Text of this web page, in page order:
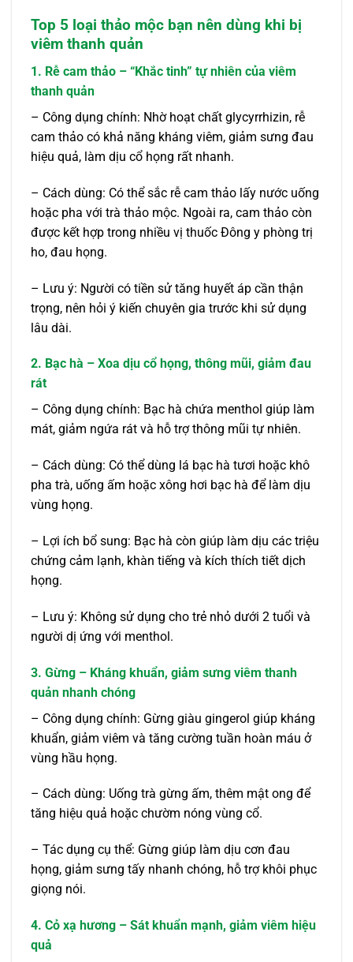
Top 5 loại thảo mộc bạn nên dùng khi bị
viêm thanh quản
1. Rễ cam thảo – “Khắc tinh” tự nhiên của viêm
thanh quản
– Công dụng chính: Nhờ hoạt chất glycyrrhizin, rễ
cam thảo có khả năng kháng viêm, giảm sưng đau
hiệu quả, làm dịu cổ họng rất nhanh.
– Cách dùng: Có thể sắc rễ cam thảo lấy nước uống
hoặc pha với trà thảo mộc. Ngoài ra, cam thảo còn
được kết hợp trong nhiều vị thuốc Đông y phòng trị
ho, đau họng.
– Lưu ý: Người có tiền sử tăng huyết áp cần thận
trọng, nên hỏi ý kiến chuyên gia trước khi sử dụng
lâu dài.
2. Bạc hà – Xoa dịu cổ họng, thông mũi, giảm đau
rát
– Công dụng chính: Bạc hà chứa menthol giúp làm
mát, giảm ngứa rát và hỗ trợ thông mũi tự nhiên.
– Cách dùng: Có thể dùng lá bạc hà tươi hoặc khô
pha trà, uống ấm hoặc xông hơi bạc hà để làm dịu
vùng họng.
– Lợi ích bổ sung: Bạc hà còn giúp làm dịu các triệu
chứng cảm lạnh, khàn tiếng và kích thích tiết dịch
họng.
– Lưu ý: Không sử dụng cho trẻ nhỏ dưới 2 tuổi và
người dị ứng với menthol.
3. Gừng – Kháng khuẩn, giảm sưng viêm thanh
quản nhanh chóng
– Công dụng chính: Gừng giàu gingerol giúp kháng
khuẩn, giảm viêm và tăng cường tuần hoàn máu ở
vùng hầu họng.
– Cách dùng: Uống trà gừng ấm, thêm mật ong để
tăng hiệu quả hoặc chườm nóng vùng cổ.
– Tác dụng cụ thể: Gừng giúp làm dịu cơn đau
họng, giảm sưng tấy nhanh chóng, hỗ trợ khôi phục
giọng nói.
4. Cỏ xạ hương – Sát khuẩn mạnh, giảm viêm hiệu
quả